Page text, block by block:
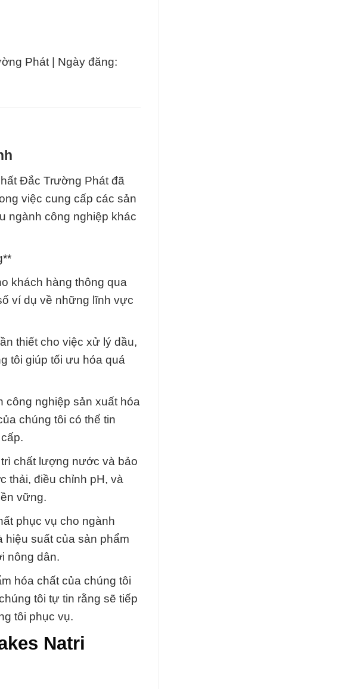
Phát | Ngày đăng:
Đắc Trường Phát đã
việc cung cấp các sản
ngành công nghiệp khác
khách hàng thông qua
ví dụ về những lĩnh vực
thiết cho việc xử lý dầu,
tôi giúp tối ưu hóa quá
công nghiệp sản xuất hóa
chúng tôi có thể tin
chất lượng nước và bảo
thải, điều chỉnh pH, và
vững.
phục vụ cho ngành
suất của sản phẩm
nông dân.
hóa chất của chúng tôi
tôi tự tin rằng sẽ tiếp
tôi phục vụ.
Natri